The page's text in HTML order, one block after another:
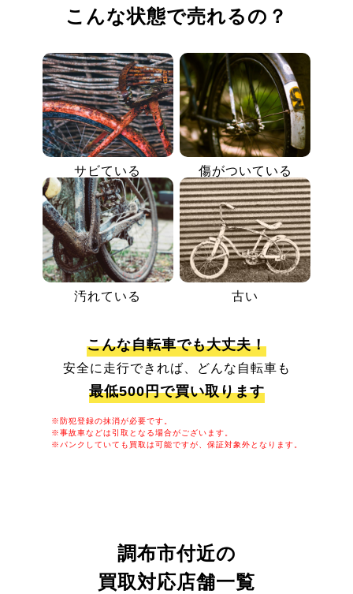
こんな状態で売れるの？
サビている 傷がついている
汚れている 古い
こんな自転車でも大丈夫！
安全に走行できれば、どんな自転車も
最低500円で買い取ります
※防犯登録の抹消が必要です。
※事故車などは引取となる場合がございます。
※パンクしていても買取は可能ですが、保証対象外となります。
調布市付近の
買取対応店舗一覧